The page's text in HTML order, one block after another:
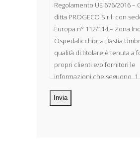
Regolamento UE 676/2016 –
ditta PROGECO S.r.l. con
Europa n° 112/114 – Zona
Ospedalicchio, a Bastia
qualità di titolare è tenuta a
propri clienti e/o fornitori le
informazioni che seguono.
dei dati personali
oggetto di trattamento i Suoi